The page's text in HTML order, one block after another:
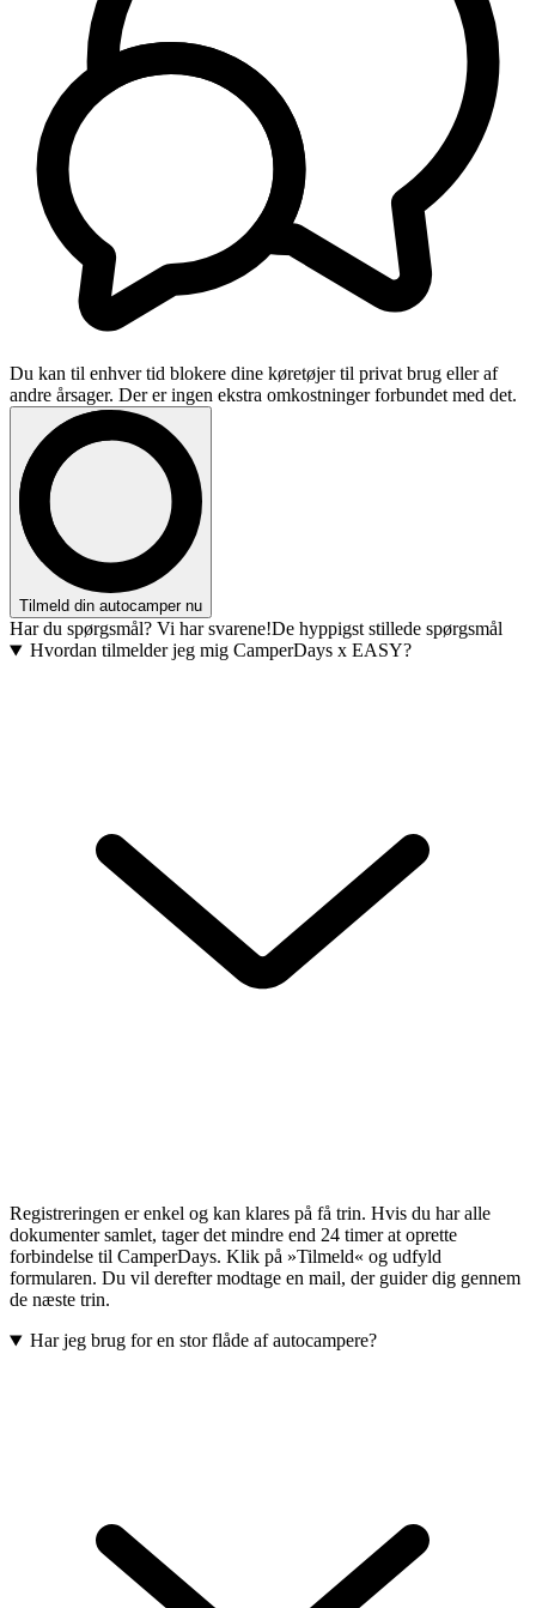
Du kan til enhver tid blokere dine køretøjer til privat brug eller af
andre årsager. Der er ingen ekstra omkostninger forbundet med det.
Tilmeld din autocamper nu
Har du spørgsmål? Vi har svarene!De hyppigst stillede spørgsmål
Hvordan tilmelder jeg mig CamperDays x EASY?
Registreringen er enkel og kan klares på få trin. Hvis du har alle
dokumenter samlet, tager det mindre end 24 timer at oprette
forbindelse til CamperDays. Klik på »Tilmeld« og udfyld
formularen. Du vil derefter modtage en mail, der guider dig gennem
de næste trin.
Har jeg brug for en stor flåde af autocampere?